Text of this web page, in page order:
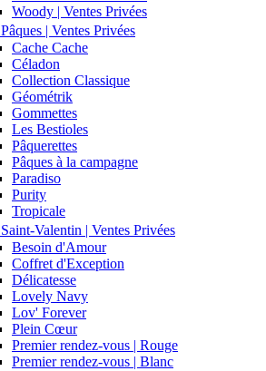
Woody | Ventes Privées
Pâques | Ventes Privées
Cache Cache
Céladon
Collection Classique
Géométrik
Gommettes
Les Bestioles
Pâquerettes
Pâques à la campagne
Paradiso
Purity
Tropicale
Saint-Valentin | Ventes Privées
Besoin d'Amour
Coffret d'Exception
Délicatesse
Lovely Navy
Lov' Forever
Plein Cœur
Premier rendez-vous | Rouge
Premier rendez-vous | Blanc